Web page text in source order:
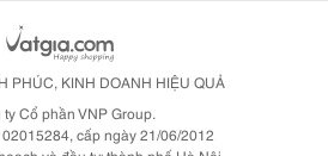
PHÚC, KINH DOANH HIỆU QUẢ
Cổ phần VNP Group.
cấp ngày 21/06/2012